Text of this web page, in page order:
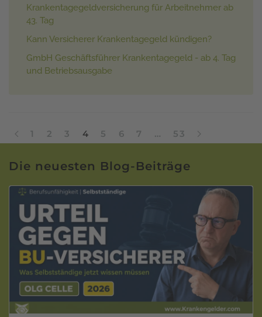
Krankentagegeldversicherung für Arbeitnehmer ab
43. Tag
Kann Versicherer Krankentagegeld kündigen?
GmbH Geschäftsführer Krankentagegeld - ab 4. Tag
und Betriebsausgabe
1 2 3 4 5 6 7 … 53
Die neuesten Blog-Beiträge